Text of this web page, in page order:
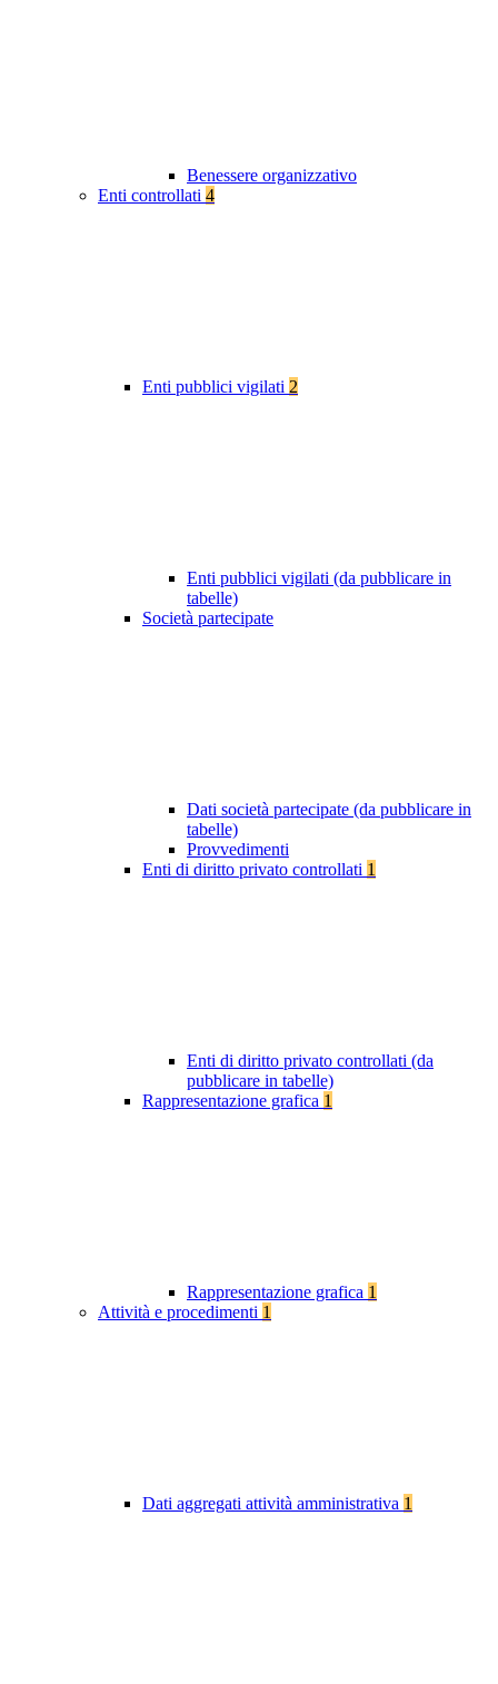
Benessere organizzativo
Enti controllati 4
Enti pubblici vigilati 2
Enti pubblici vigilati (da pubblicare in
tabelle)
Società partecipate
Dati società partecipate (da pubblicare in
tabelle)
Provvedimenti
Enti di diritto privato controllati 1
Enti di diritto privato controllati (da
pubblicare in tabelle)
Rappresentazione grafica 1
Rappresentazione grafica 1
Attività e procedimenti 1
Dati aggregati attività amministrativa 1